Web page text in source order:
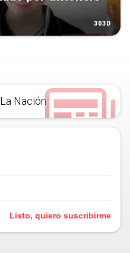
303D
Nación
Listo, quiero suscribirme